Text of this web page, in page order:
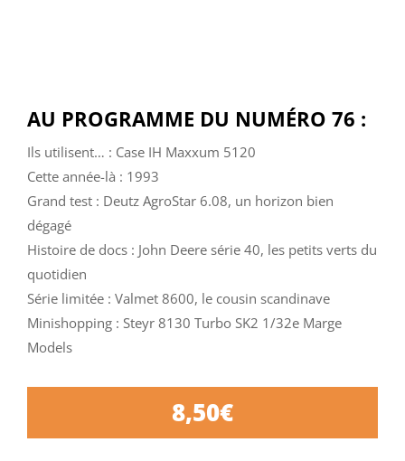
AU PROGRAMME DU NUMÉRO 76 :
Ils utilisent… : Case IH Maxxum 5120
Cette année-là : 1993
Grand test : Deutz AgroStar 6.08, un horizon bien
dégagé
Histoire de docs : John Deere série 40, les petits verts du
quotidien
Série limitée : Valmet 8600, le cousin scandinave
Minishopping : Steyr 8130 Turbo SK2 1/32e Marge
Models
8,50€